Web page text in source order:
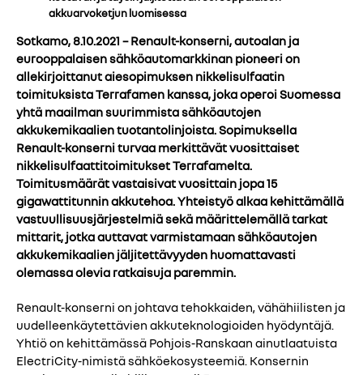
akkuarvoketjun luomisessa
Sotkamo, 8.10.2021 – Renault-konserni, autoalan ja
eurooppalaisen sähköautomarkkinan pioneeri on
allekirjoittanut aiesopimuksen nikkelisulfaatin
toimituksista Terrafamen kanssa, joka operoi Suomessa
yhtä maailman suurimmista sähköautojen
akkukemikaalien tuotantolinjoista. Sopimuksella
Renault-konserni turvaa merkittävät vuosittaiset
nikkelisulfaattitoimitukset Terrafamelta.
Toimitusmäärät vastaisivat vuosittain jopa 15
gigawattitunnin akkutehoa. Yhteistyö alkaa kehittämällä
vastuullisuusjärjestelmiä sekä määrittelemällä tarkat
mittarit, jotka auttavat varmistamaan sähköautojen
akkukemikaalien jäljitettävyyden huomattavasti
olemassa olevia ratkaisuja paremmin.
Renault-konserni on johtava tehokkaiden, vähähiilisten ja
uudelleenkäytettävien akkuteknologioiden hyödyntäjä.
Yhtiö on kehittämässä Pohjois-Ranskaan ainutlaatuista
ElectriCity-nimistä sähköekosysteemiä. Konsernin